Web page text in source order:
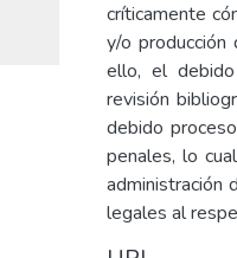
críticamente
y/o
ello, el
revisión
debido
penales, lo
administración
legales al